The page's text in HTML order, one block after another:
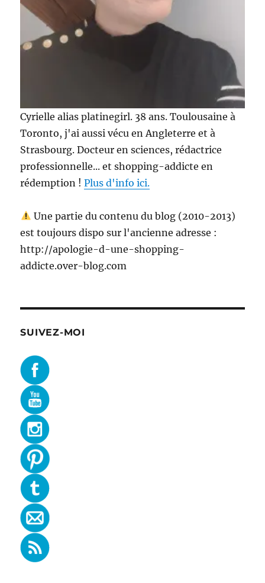
Cyrielle alias platinegirl. 38 ans. Toulousaine à
Toronto, j'ai aussi vécu en Angleterre et à
Strasbourg. Docteur en sciences, rédactrice
professionnelle... et shopping-addicte en
rédemption !Plus d'info ici.
Une partie du contenu du blog (2010-2013)
est toujours dispo sur l'ancienne adresse :
http://apologie-d-une-shopping-
addicte.over-blog.com
SUIVEZ-MOI